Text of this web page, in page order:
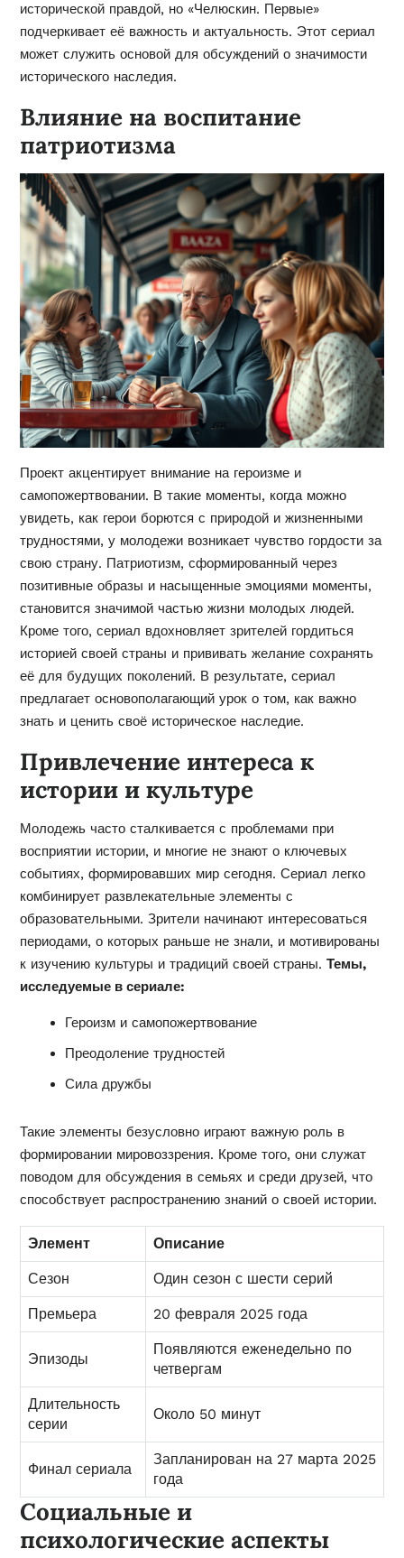
исторической правдой, но «Челюскин. Первые»
подчеркивает её важность и актуальность. Этот сериал
может служить основой для обсуждений о значимости
исторического наследия.
Влияние на воспитание
патриотизма
Проект акцентирует внимание на героизме и
самопожертвовании. В такие моменты, когда можно
увидеть, как герои борются с природой и жизненными
трудностями, у молодежи возникает чувство гордости за
свою страну. Патриотизм, сформированный через
позитивные образы и насыщенные эмоциями моменты,
становится значимой частью жизни молодых людей.
Кроме того, сериал вдохновляет зрителей гордиться
историей своей страны и прививать желание сохранять
её для будущих поколений. В результате, сериал
предлагает основополагающий урок о том, как важно
знать и ценить своё историческое наследие.
Привлечение интереса к
истории и культуре
Молодежь часто сталкивается с проблемами при
восприятии истории, и многие не знают о ключевых
событиях, формировавших мир сегодня. Сериал легко
комбинирует развлекательные элементы с
образовательными. Зрители начинают интересоваться
периодами, о которых раньше не знали, и мотивированы
к изучению культуры и традиций своей страны. Темы,
исследуемые в сериале:
Героизм и самопожертвование
Преодоление трудностей
Сила дружбы
Такие элементы безусловно играют важную роль в
формировании мировоззрения. Кроме того, они служат
поводом для обсуждения в семьях и среди друзей, что
способствует распространению знаний о своей истории.
Элемент Описание
Сезон Один сезон с шести серий
Премьера 20 февраля 2025 года
Эпизоды
Появляются еженедельно по
четвергам
Длительность
серии
Около 50 минут
Финал сериала
Запланирован на 27 марта 2025
года
Социальные и
психологические аспекты